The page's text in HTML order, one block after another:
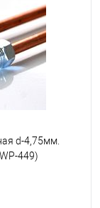
d-4,75мм.
449)